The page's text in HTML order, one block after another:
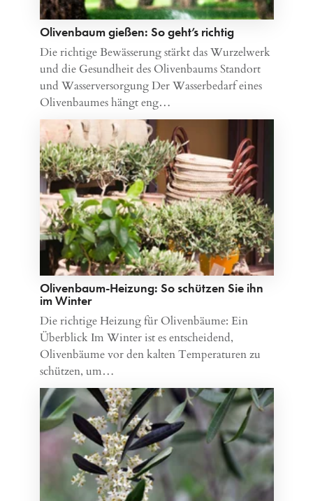
Olivenbaum gießen: So geht’s richtig
Die richtige Bewässerung stärkt das Wurzelwerk
und die Gesundheit des Olivenbaums Standort
und Wasserversorgung Der Wasserbedarf eines
Olivenbaumes hängt eng…
Olivenbaum-Heizung: So schützen Sie ihn
im Winter
Die richtige Heizung für Olivenbäume: Ein
Überblick Im Winter ist es entscheidend,
Olivenbäume vor den kalten Temperaturen zu
schützen, um…